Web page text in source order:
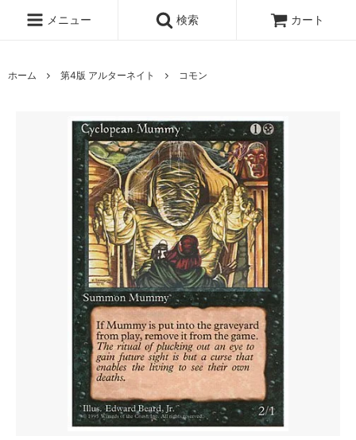
メニュー 検索 カート
ホーム 第4版 アルターネイト コモン